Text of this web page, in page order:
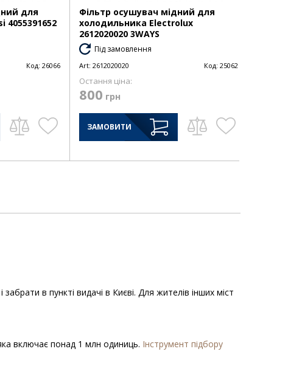
для
4055391652
Код: 26066
Фільтр осушувач мідний для
холодильника Electrolux
2612020020 3WAYS
Під замовлення
Art: 2612020020 Код: 25062
Остання ціна:
800 грн
ЗАМОВИТИ
в пункті видачі в Києві. Для жителів інших міст
включає понад 1 млн одиниць. Інструмент підбору